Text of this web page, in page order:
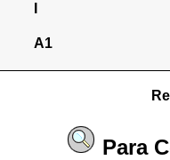
A1
Para